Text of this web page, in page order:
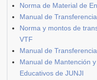
Norma de Material de
Manual de
Norma y montos de
VTF
Manual de
Manual de Mantención
Educativos de JUNJI